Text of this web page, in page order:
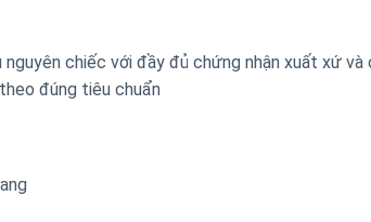
chiếc với đầy đủ chứng nhận xuất xứ
đúng tiêu chuẩn